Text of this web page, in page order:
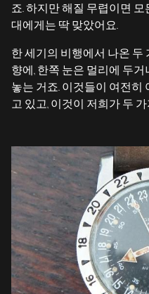
죠. 하지만 해질 무렵이면
대에게는 딱 맞았어요.
한 세기의 비행에서 나온 두
향에, 한쪽 눈은 멀리에 두
놓는 거죠. 이것들이 여전히
고 있고, 이것이 저희가 두